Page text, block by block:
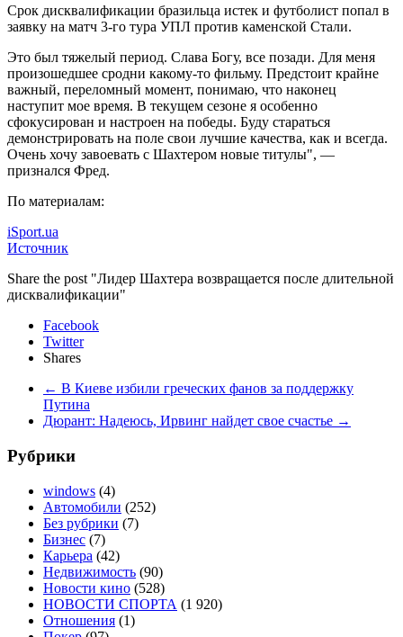
Срок дисквалификации бразильца истек и футболист попал в
заявку на матч 3-го тура УПЛ против каменской Стали.
Это был тяжелый период. Слава Богу, все позади. Для меня
произошедшее сродни какому-то фильму. Предстоит крайне
важный, переломный момент, понимаю, что наконец
наступит мое время. В текущем сезоне я особенно
сфокусирован и настроен на победы. Буду стараться
демонстрировать на поле свои лучшие качества, как и всегда.
Очень хочу завоевать с Шахтером новые титулы", —
признался Фред.
По материалам:
iSport.ua
Источник
Share the post "Лидер Шахтера возвращается после длительной
дисквалификации"
Facebook
Twitter
Shares
← В Киеве избили греческих фанов за поддержку
Путина
Дюрант: Надеюсь, Ирвинг найдет свое счастье →
Рубрики
windows (4)
Автомобили (252)
Без рубрики (7)
Бизнес (7)
Карьера (42)
Недвижимость (90)
Новости кино (528)
НОВОСТИ СПОРТА (1 920)
Отношения (1)